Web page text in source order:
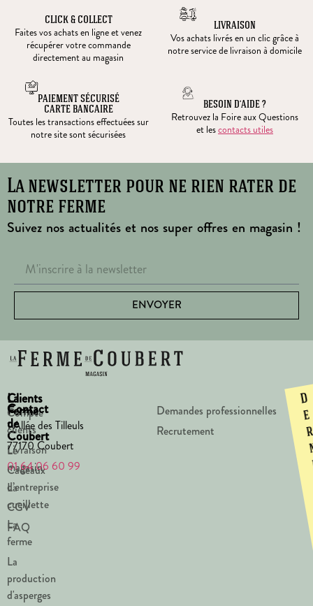
CLICK & COLLECT
Faites vos achats en ligne et venez
récupérer votre commande
directement au magasin
LIVRAISON
Vos achats livrés en un clic grâce à
notre service de livraison à domicile
PAIEMENT SÉCURISÉ
CARTE BANCAIRE
Toutes les transactions effectuées sur
notre site sont sécurisées
BESOIN D’AIDE ?
Retrouvez la Foire aux Questions
et lescontacts utiles
La newsletter pour ne rien rater de
notre ferme
Suivez nos actualités et nos super offres en magasin !
ENVOYER
La
Ferme
de
Coubert
Le
magasin
La
cueillette
La
ferme
La
production
d'asperges
Clients
Compte
clients
Livraison
Cadeaux
d’entreprise
CGV
FAQ
Contact
1 Allée des Tilleuls
77170 Coubert
01 64 06 60 99
Demandes professionnelles
Recrutement
D
e